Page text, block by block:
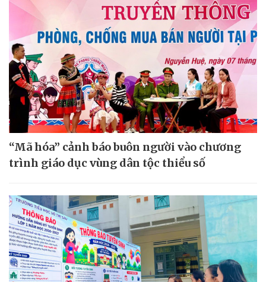
“Mã hóa” cảnh báo buôn người vào chương
trình giáo dục vùng dân tộc thiểu số